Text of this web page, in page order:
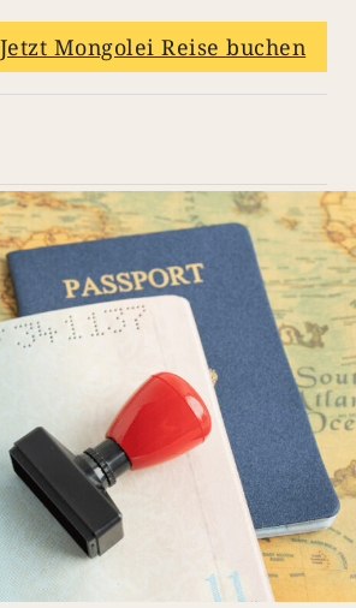
Jetzt Mongolei Reise buchen